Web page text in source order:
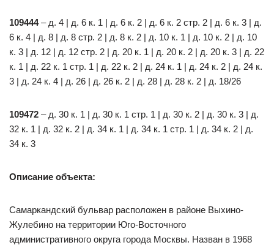
109444– д. 4 | д. 6 к. 1 | д. 6 к. 2 | д. 6 к. 2 стр. 2 | д. 6 к. 3 | д.
6 к. 4 | д. 8 | д. 8 стр. 2 | д. 8 к. 2 | д. 10 к. 1 | д. 10 к. 2 | д. 10
к. 3 | д. 12 | д. 12 стр. 2 | д. 20 к. 1 | д. 20 к. 2 | д. 20 к. 3 | д. 22
к. 1 | д. 22 к. 1 стр. 1 | д. 22 к. 2 | д. 24 к. 1 | д. 24 к. 2 | д. 24 к.
3 | д. 24 к. 4 | д. 26 | д. 26 к. 2 | д. 28 | д. 28 к. 2 | д. 18/26
109472 – д. 30 к. 1 | д. 30 к. 1 стр. 1 | д. 30 к. 2 | д. 30 к. 3 | д.
32 к. 1 | д. 32 к. 2 | д. 34 к. 1 | д. 34 к. 1 стр. 1 | д. 34 к. 2 | д.
34 к. 3
Описание объекта:
Самаркандский бульвар расположен в районе Выхино-
Жулебино на территории Юго-Восточного
административного округа города Москвы. Назван в 1968